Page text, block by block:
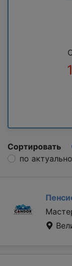
Сортировать
по